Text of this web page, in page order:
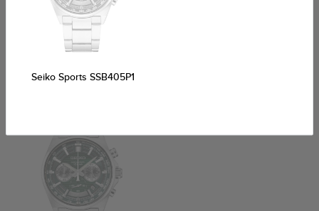
Ostatnio oglądałeś
Seiko Sports SSB405P1